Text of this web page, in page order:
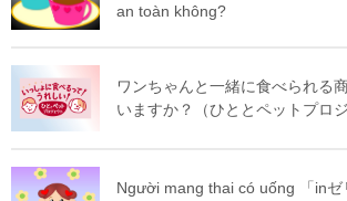
an toàn không?
ワンちゃんと一緒に食べられる
いますか？（ひととペットプロ
Người mang thai có uống 「in